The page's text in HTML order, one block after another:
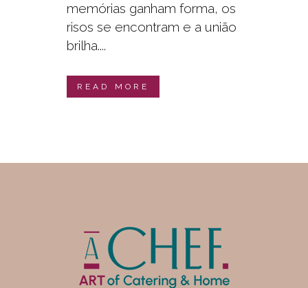
memórias ganham forma, os
risos se encontram e a união
brilha....
READ MORE